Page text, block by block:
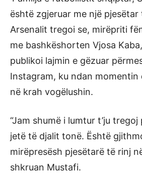
është zgjeruar me një
Arsenalit tregoi se, mirëpriti
me bashkëshorten Vjosa
publikoi lajmin e gëzuar
Instagram, ku ndan momentin
në krah vogëlushin.
“Jam shumë i lumtur t’ju
jetë të djalit tonë. Është
mirëpresësh pjesëtarë të rinj
shkruan Mustafi.